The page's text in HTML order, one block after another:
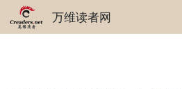
万维读者网